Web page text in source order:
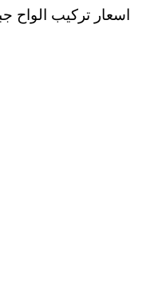
اسعار تركيب الواح